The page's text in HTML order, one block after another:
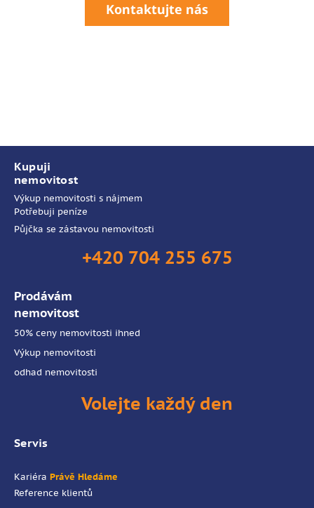
Kontaktujte nás
Kupuji
nemovitost
Výkup nemovitosti s nájmem
Potřebuji peníze
Půjčka se zástavou nemovitosti
+420 704 255 675
Prodávám
nemovitost
50% ceny nemovitosti ihned
Výkup nemovitosti
odhad nemovitosti
Volejte každý den
Servis
Kariéra Právě Hledáme
Reference klientů